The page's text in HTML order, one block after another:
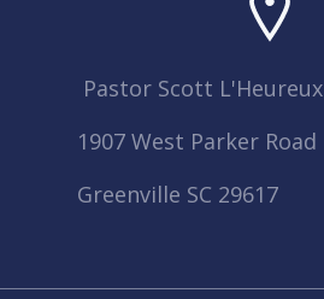
Pastor Scott L'Heureux
1907 West Parker Road
Greenville SC 29617